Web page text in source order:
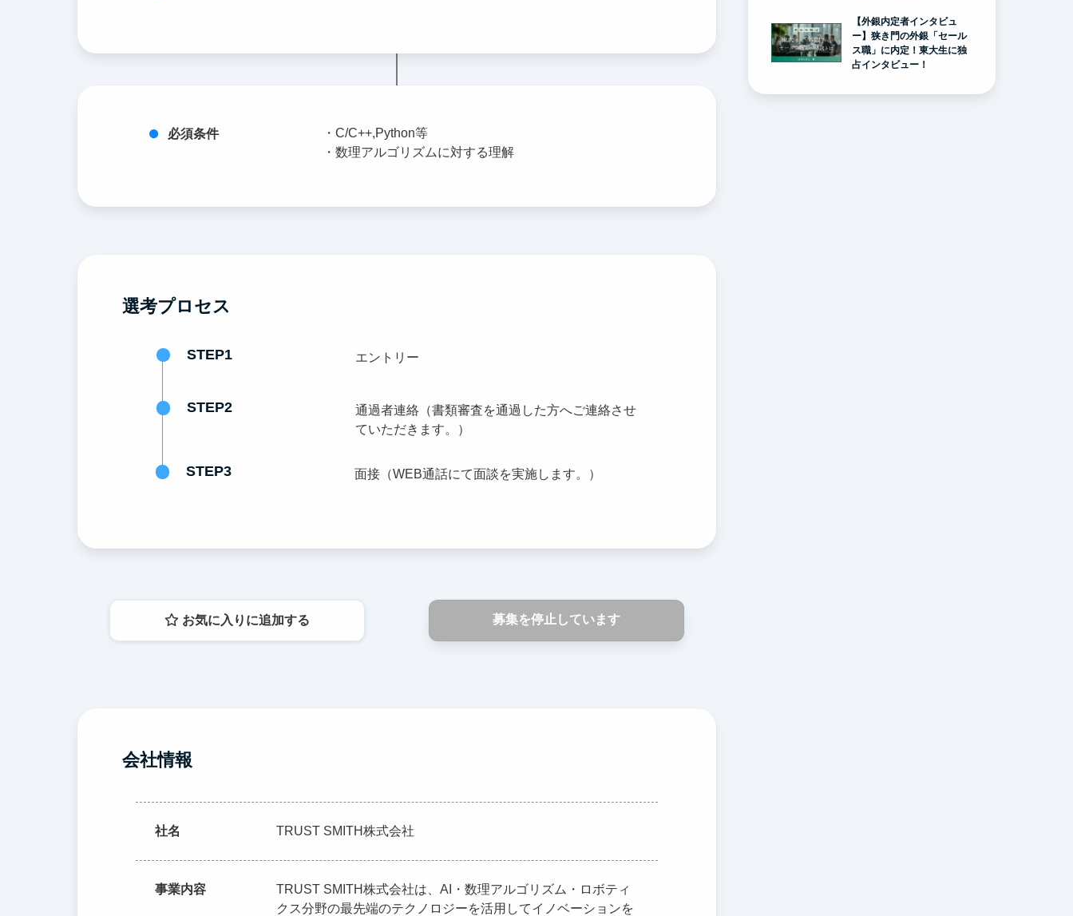
必須条件
・C/C++,Python等
・数理アルゴリズムに対する理解
選考プロセス
STEP1 エントリー
STEP2
通過者連絡（書類審査を通過した方へご連絡させ
ていただきます。）
STEP3 面接（WEB通話にて面談を実施します。）
お気に入りに追加する 募集を停止しています
会社情報
社名 TRUST SMITH株式会社
事業内容
TRUST SMITH株式会社は、AI・数理アルゴリズム・ロボティ
クス分野の最先端のテクノロジーを活用してイノベーションを
【外銀内定者インタビュ
ー】狭き門の外銀「セール
ス職」に内定！東大生に独
占インタビュー！